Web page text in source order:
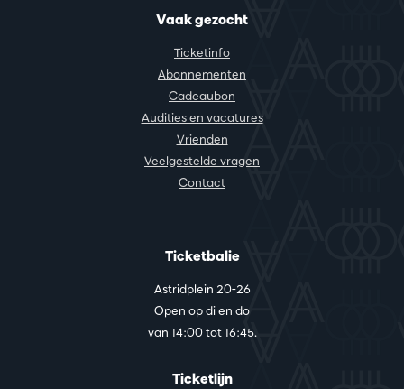
Vaak gezocht
Ticketinfo
Abonnementen
Cadeaubon
Audities en vacatures
Vrienden
Veelgestelde vragen
Contact
Ticketbalie
Astridplein 20-26
Open op di en do
van 14:00 tot 16:45.
Ticketlijn